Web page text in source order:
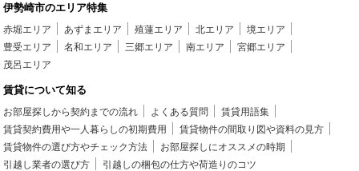
伊勢崎市のエリア特集
赤堀エリア あずまエリア 殖蓮エリア 北エリア
境エリア
豊受エリア
名和エリア 三郷エリア 南エリア
宮郷エリア
茂呂エリア
賃貸について知る
お部屋探しから契約までの流れ よくある質問
賃貸用語集
賃貸契約費用や一人暮らしの初期費用
賃貸物件の間取り図や資料の見方
賃貸物件の選び方やチェック方法
お部屋探しにオススメの時期
引越し業者の選び方
引越しの梱包の仕方や荷造りのコツ